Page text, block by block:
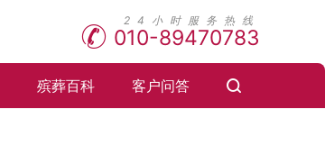
010-89470783
殡葬百科 客户问答